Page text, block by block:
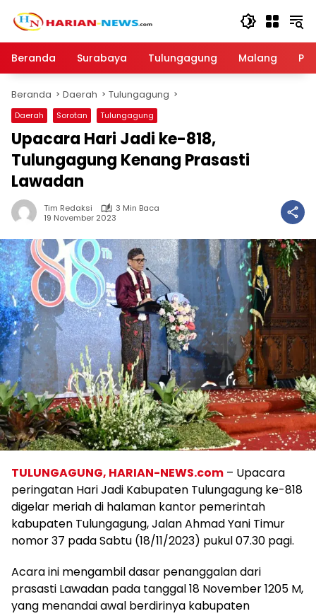
Beranda
Surabaya Tulungagung Malang
Beranda Daerah Tulungagung
Daerah Sorotan Tulungagung
Upacara Hari Jadi ke-818,
Tulungagung Kenang Prasasti
Lawadan
Tim Redaksi
3 Min Baca
19 November 2023
TULUNGAGUNG, HARIAN-NEWS.com – Upacara
peringatan Hari Jadi Kabupaten Tulungagung ke-818
digelar meriah di halaman kantor pemerintah
kabupaten Tulungagung, Jalan Ahmad Yani Timur
nomor 37 pada Sabtu (18/11/2023) pukul 07.30 pagi.
Acara ini mengambil dasar penanggalan dari
prasasti Lawadan pada tanggal 18 November 1205 M,
yang menandai awal berdirinya kabupaten